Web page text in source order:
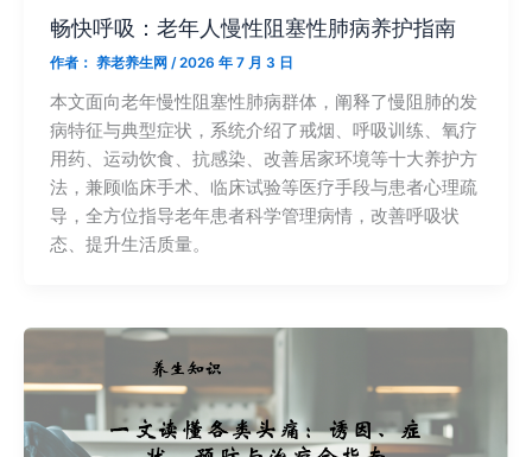
畅快呼吸：老年人慢性阻塞性肺病养护指南
作者： 养老养生网 /2026 年 7 月 3 日
本文面向老年慢性阻塞性肺病群体，阐释了慢阻肺的发
病特征与典型症状，系统介绍了戒烟、呼吸训练、氧疗
用药、运动饮食、抗感染、改善居家环境等十大养护方
法，兼顾临床手术、临床试验等医疗手段与患者心理疏
导，全方位指导老年患者科学管理病情，改善呼吸状
态、提升生活质量。